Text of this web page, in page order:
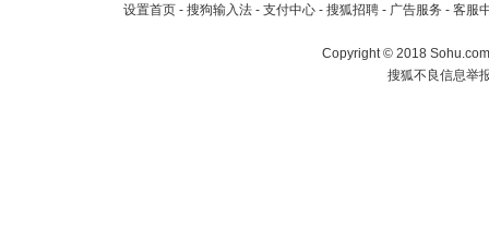
设置首页 - 搜狗输入法 - 支付中心 - 搜狐招聘 - 广告服务 - 客服
Copyright ©2018
搜狐不良信息举